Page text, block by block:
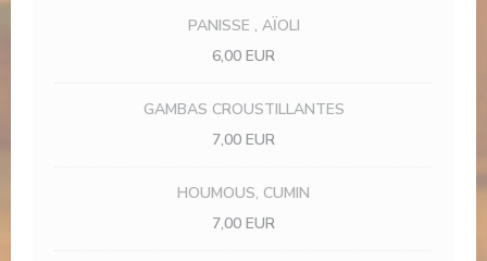
PANISSE , AÏOLI
6,00 EUR
GAMBAS CROUSTILLANTES
7,00 EUR
HOUMOUS, CUMIN
7,00 EUR